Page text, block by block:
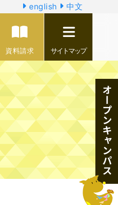
english 中文
サイトマップ
資料請求